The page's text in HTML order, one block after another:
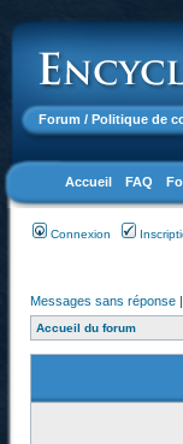
Forum / Politique de
Accueil FAQ
Connexion
Messages sans réponse |
Accueil du forum